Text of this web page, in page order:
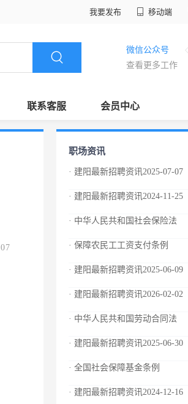
我要发布 移动端
微信公众号
查看更多工作
联系客服 会员中心
职场资讯
· 建阳最新招聘资讯2025-07-07
· 建阳最新招聘资讯2024-11-25
· 中华人民共和国社会保险法
· 保障农民工工资支付条例
· 建阳最新招聘资讯2025-06-09
· 建阳最新招聘资讯2026-02-02
· 中华人民共和国劳动合同法
· 建阳最新招聘资讯2025-06-30
· 全国社会保障基金条例
· 建阳最新招聘资讯2024-12-16